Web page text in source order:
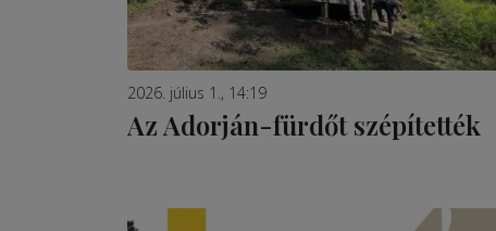
2026. július 1., 14:19
Az Adorján-fürdőt szépítették